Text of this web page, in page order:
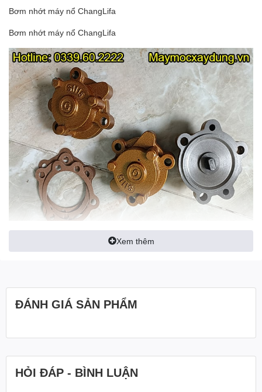
Bơm nhớt máy nổ ChangLifa
Bơm nhớt máy nổ ChangLifa
Xem thêm
ĐÁNH GIÁ SẢN PHẨM
HỎI ĐÁP - BÌNH LUẬN